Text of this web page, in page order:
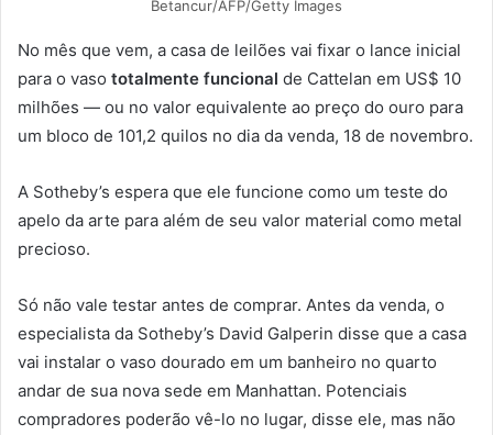
Betancur/AFP/Getty Images
No mês que vem, a casa de leilões vai fixar o lance inicial
para o vaso totalmente funcional de Cattelan em US$ 10
milhões — ou no valor equivalente ao preço do ouro para
um bloco de 101,2 quilos no dia da venda, 18 de novembro.
A Sotheby’s espera que ele funcione como um teste do
apelo da arte para além de seu valor material como metal
precioso.
Só não vale testar antes de comprar. Antes da venda, o
especialista da Sotheby’s David Galperin disse que a casa
vai instalar o vaso dourado em um banheiro no quarto
andar de sua nova sede em Manhattan. Potenciais
compradores poderão vê-lo no lugar, disse ele, mas não